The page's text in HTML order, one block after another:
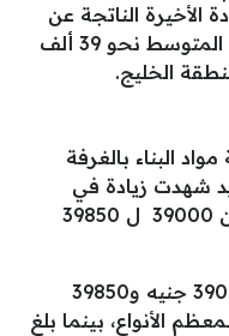
الأخيرة الناتجة عن
تحريك المصانع للأسعار، ليسجل المتوسط نحو 39 ألف
الخليج.
البناء بالغرفة
شهدت زيادة في
السوق المحلية، حيث تراوحت بين 39000 ل 39850
الأنواع، بينما بلغ